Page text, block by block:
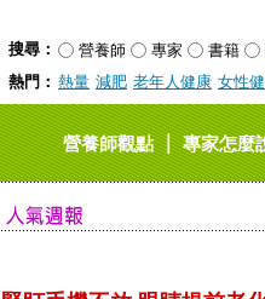
搜尋： 營養師 專家 書籍
熱門： 熱量 減肥 老年人健康 女性
營養師觀點｜專家怎麼